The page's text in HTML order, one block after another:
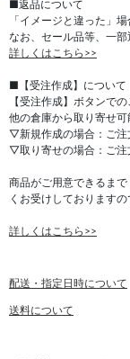
■返品について
「イメージと違った」
なお、セール品等、一部
詳しくはこちら>>
■【受注作成】について
【受注作成】ボタンで
他の倉庫から取り寄せ可
▽新規作成の場合：ご注
▽取り寄せの場合：ご注
商品がご用意できるま
くお受けしておりますの
詳しくはこちら>>
配送・指定日時について
送料について